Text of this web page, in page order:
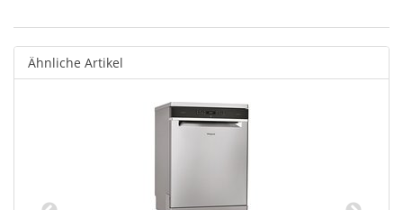
Ähnliche Artikel